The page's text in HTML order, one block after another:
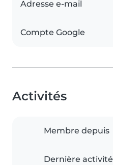
Adresse e-mail
Compte Google
Activités
Membre depuis
Dernière activité